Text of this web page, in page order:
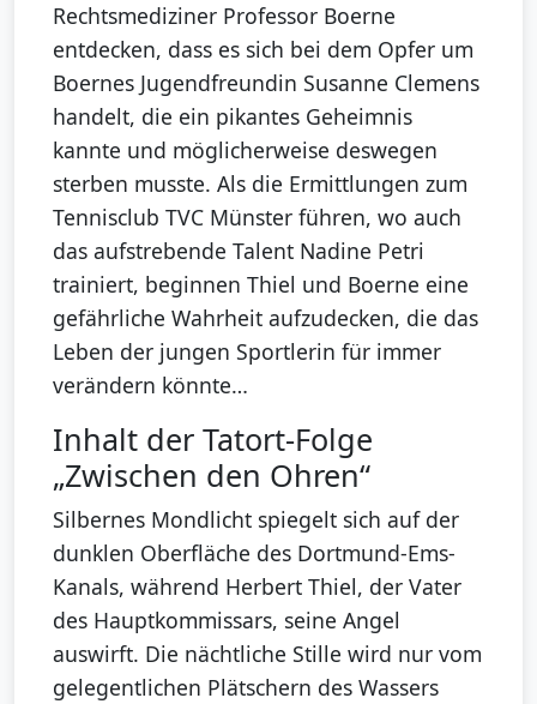
Rechtsmediziner Professor Boerne
entdecken, dass es sich bei dem Opfer um
Boernes Jugendfreundin Susanne Clemens
handelt, die ein pikantes Geheimnis
kannte und möglicherweise deswegen
sterben musste. Als die Ermittlungen zum
Tennisclub TVC Münster führen, wo auch
das aufstrebende Talent Nadine Petri
trainiert, beginnen Thiel und Boerne eine
gefährliche Wahrheit aufzudecken, die das
Leben der jungen Sportlerin für immer
verändern könnte…
Inhalt der Tatort-Folge
„Zwischen den Ohren“
Silbernes Mondlicht spiegelt sich auf der
dunklen Oberfläche des Dortmund-Ems-
Kanals, während Herbert Thiel, der Vater
des Hauptkommissars, seine Angel
auswirft. Die nächtliche Stille wird nur vom
gelegentlichen Plätschern des Wassers